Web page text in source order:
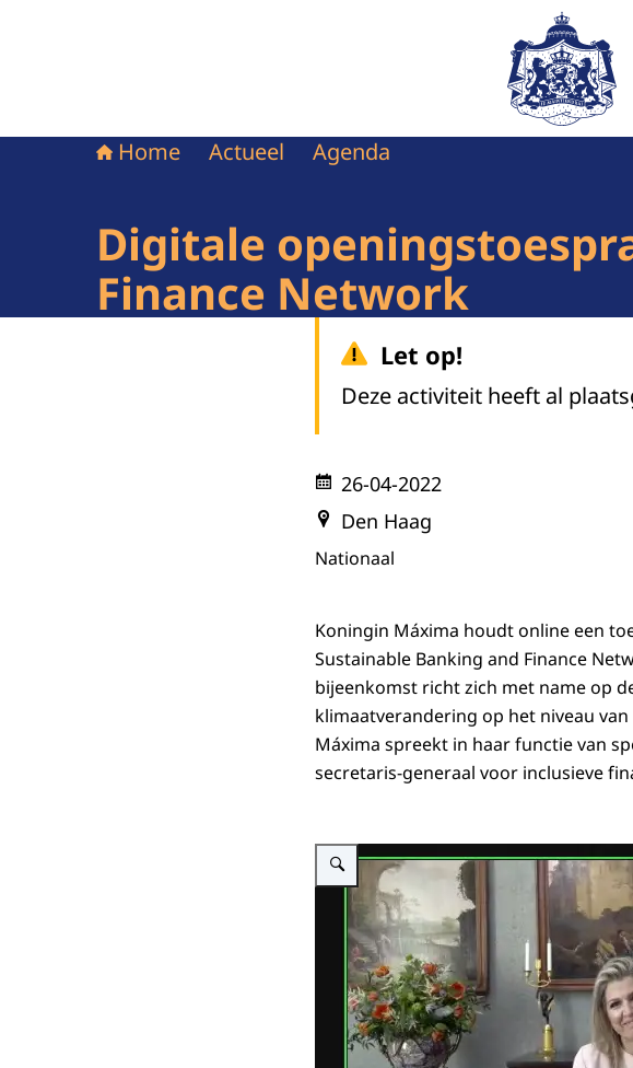
Naar de
Home Actueel Agenda
Digitale
Finance Network
Let op!
Deze activiteit heeft al
26-04-2022
Den Haag
Nationaal
Koningin Máxima houdt online een
Sustainable Banking and Finance
bijeenkomst richt zich met name op
klimaatverandering op het niveau
Máxima spreekt in haar functie van
secretaris-generaal voor inclusieve
Vergroot afbeelding Koningin Máxima bij de 7e